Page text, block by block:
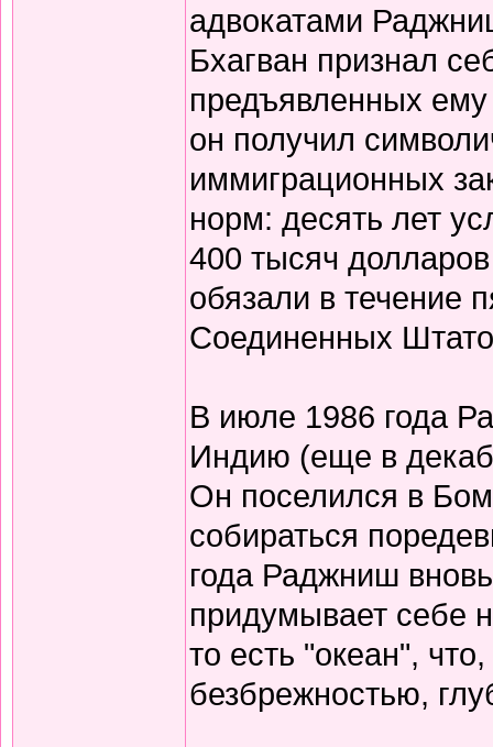
адвокатами
Бхагван признал
предъявленных
он получил
иммиграционных
норм: десять лет
400 тысяч
обязали в течение
Соединенных
В июле 1986 года
Индию (еще в
Он поселился в
собираться
года Раджниш
придумывает себе
то есть "океан",
безбрежностью,